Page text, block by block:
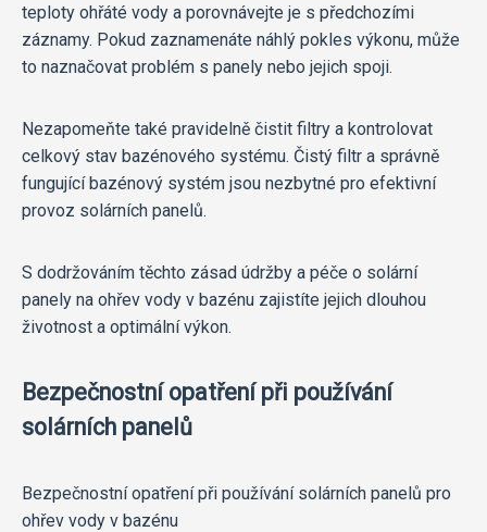
teploty ohřáté vody a porovnávejte je s předchozími
záznamy. Pokud zaznamenáte náhlý pokles výkonu, může
to naznačovat problém s panely nebo jejich spoji.
Nezapomeňte také pravidelně čistit filtry a kontrolovat
celkový stav bazénového systému. Čistý filtr a správně
fungující bazénový systém jsou nezbytné pro efektivní
provoz solárních panelů.
S dodržováním těchto zásad údržby a péče o solární
panely na ohřev vody v bazénu zajistíte jejich dlouhou
životnost a optimální výkon.
Bezpečnostní opatření při používání
solárních panelů
Bezpečnostní opatření při používání solárních panelů pro
ohřev vody v bazénu